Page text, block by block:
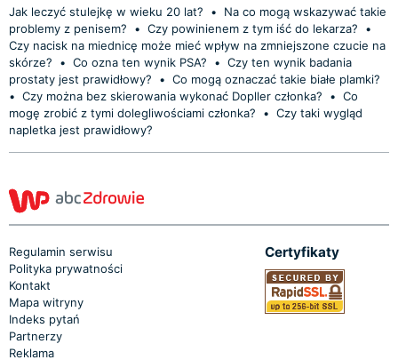
Jak leczyć stulejkę w wieku 20 lat? •
Na co mogą wskazywać takie
problemy z penisem?
• Czy powinienem z tym iść do lekarza?
•
Czy nacisk na miednicę może mieć wpływ na zmniejszone czucie na
skórze?
• Co ozna ten wynik PSA? • Czy ten wynik badania
prostaty jest prawidłowy?
• Co mogą oznaczać takie białe plamki?
• Czy można bez skierowania wykonać Dopller członka? • Co
mogę zrobić z tymi dolegliwościami członka?
• Czy taki wygląd
napletka jest prawidłowy?
Regulamin serwisu
Polityka prywatności
Kontakt
Mapa witryny
Indeks pytań
Partnerzy
Reklama
Certyfikaty